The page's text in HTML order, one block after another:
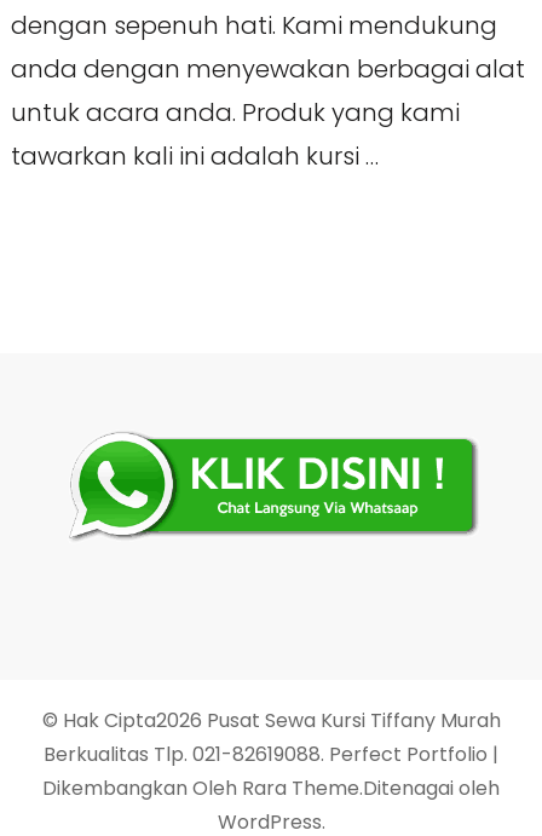
dengan sepenuh hati. Kami mendukung
anda dengan menyewakan berbagai alat
untuk acara anda. Produk yang kami
tawarkan kali ini adalah kursi …
© Hak Cipta2026 Pusat Sewa Kursi Tiffany Murah
Berkualitas Tlp. 021-82619088. Perfect Portfolio |
Dikembangkan Oleh Rara Theme.Ditenagai oleh
WordPress.